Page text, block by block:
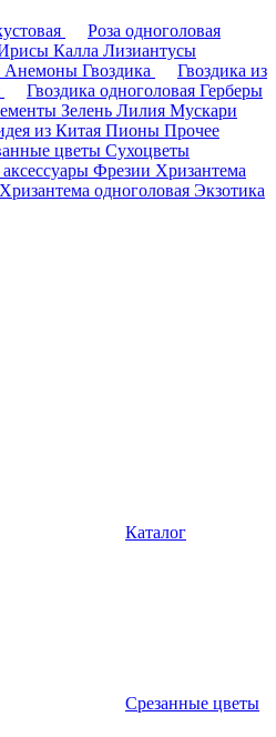
Роза одноголовая
Калла Лизиантусы
Анемоны Гвоздика
Гвоздика из
Гвоздика одноголовая Герберы
Зелень Лилия Мускари
из Китая Пионы Прочее
цветы Сухоцветы
Фрезии Хризантема
Хризантема одноголовая Экзотика
Каталог
Срезанные цветы